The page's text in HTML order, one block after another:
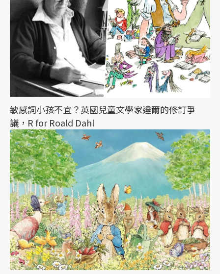
敏感詞小孩不宜？英國兒童文學家達爾的修訂爭
議，R for Roald Dahl